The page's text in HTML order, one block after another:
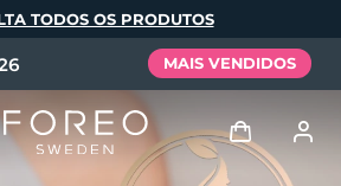
TODOS OS PRODUTOS
MAIS VENDIDOS